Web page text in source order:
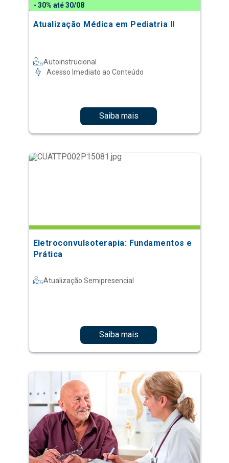
- 30% até 30/08
Atualização Médica em Pediatria II
Autoinstrucional
Acesso Imediato ao Conteúdo
Saiba mais
Eletroconvulsoterapia: Fundamentos e
Prática
Atualização Semipresencial
Saiba mais